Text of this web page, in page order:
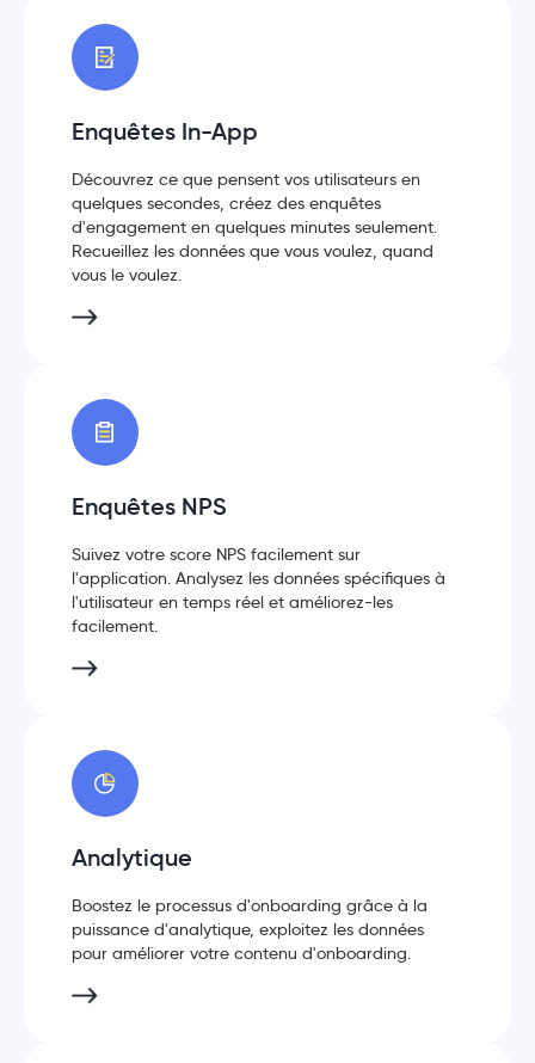
Enquêtes In-App
Découvrez ce que pensent vos utilisateurs en
quelques secondes, créez des enquêtes
d'engagement en quelques minutes seulement.
Recueillez les données que vous voulez, quand
vous le voulez.
Enquêtes NPS
Suivez votre score NPS facilement sur
l'application. Analysez les données spécifiques à
l'utilisateur en temps réel et améliorez-les
facilement.
Analytique
Boostez le processus d'onboarding grâce à la
puissance d'analytique, exploitez les données
pour améliorer votre contenu d'onboarding.